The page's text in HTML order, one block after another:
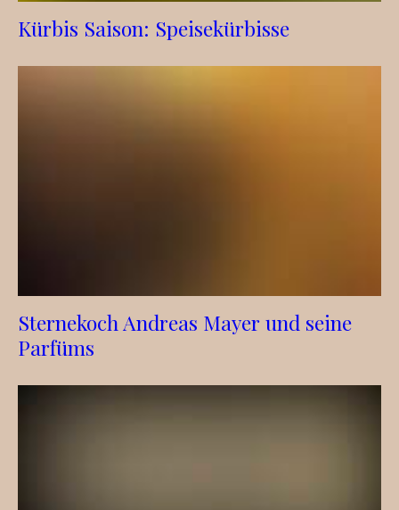
Kürbis Saison: Speisekürbisse
Sternekoch Andreas Mayer und seine
Parfüms